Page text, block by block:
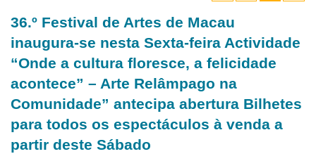
36.º Festival de Artes de Macau
inaugura-se nesta Sexta-feira Actividade
“Onde a cultura floresce, a felicidade
acontece” – Arte Relâmpago na
Comunidade” antecipa abertura Bilhetes
para todos os espectáculos à venda a
partir deste Sábado